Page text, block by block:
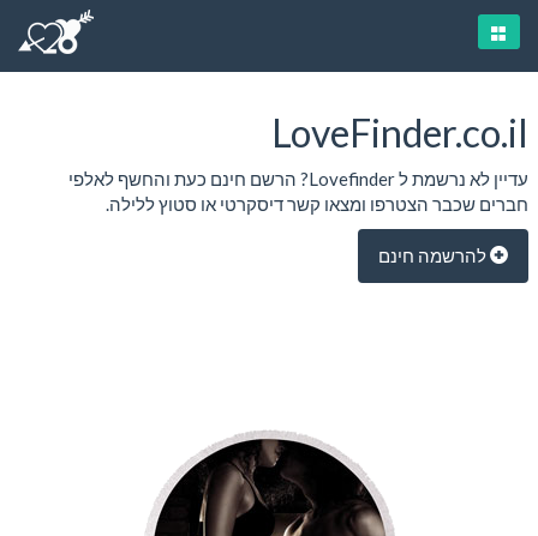
LoveFinder.co.il
עדיין לא נרשמת ל Lovefinder? הרשם חינם כעת והחשף לאלפי
חברים שכבר הצטרפו ומצאו קשר דיסקרטי או סטוץ ללילה.
להרשמה חינם